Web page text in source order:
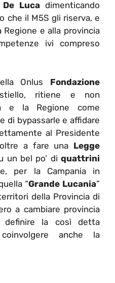
De Luca dimenticando
che il M5S gli riserva, e
e alla provincia
ivi compreso
Onlus Fondazione
ritiene e non
e la Regione come
di bypassarle e affidare
al Presidente
a fare una Legge
un bel po’ di quattrini
per la Campania in
“Grande Lucania”
della Provincia di
a cambiare provincia
definire la così detta
anche la